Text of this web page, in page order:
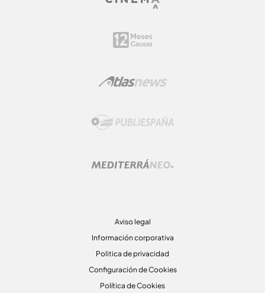
Aviso legal
Información corporativa
Politica de privacidad
Configuración de Cookies
Política de Cookies